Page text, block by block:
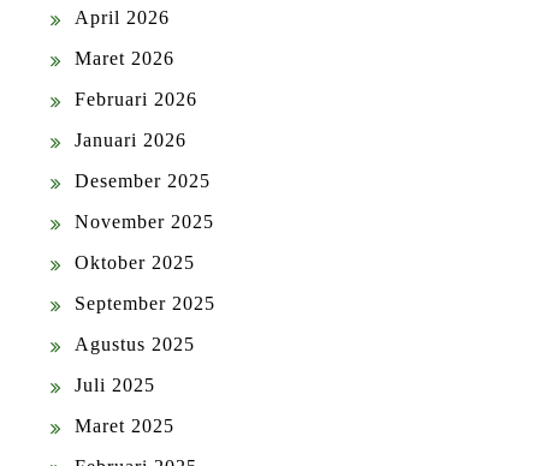
April 2026
Maret 2026
Februari 2026
Januari 2026
Desember 2025
November 2025
Oktober 2025
September 2025
Agustus 2025
Juli 2025
Maret 2025